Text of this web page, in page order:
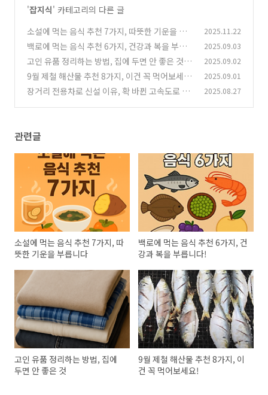
'잡지식' 카테고리의 다른 글
소설에 먹는 음식 추천 7가지, 따뜻한 기운을 부
릅니다
(1)
2025.11.22
백로에 먹는 음식 추천 6가지, 건강과 복을 부릅
니다! (0)
2025.09.03
고인 유품 정리하는 방법, 집에 두면 안 좋은 것
(0)
2025.09.02
9월 제철 해산물 추천 8가지, 이건 꼭 먹어보세
요!
(2)
2025.09.01
장거리 전용차로 신설 이유, 확 바뀐 고속도로 정
2025.08.27
관련글
소설에 먹는 음식 추천 7가지, 따
뜻한 기운을 부릅니다
백로에 먹는 음식 추천 6가지, 건
강과 복을 부릅니다!
고인 유품 정리하는 방법, 집에
두면 안 좋은 것
9월 제철 해산물 추천 8가지, 이
건 꼭 먹어보세요!